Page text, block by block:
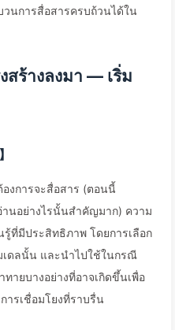
นการสื่อสารครบถ้วนได้ใน
สร้างลงมา — เริ่ม
งการจะสื่อสาร (ตอนนี้
นอย่างไรนั้นสำคัญมาก) ความ
รู้ที่มีประสิทธิภาพ โดยการเลือก
เดลนั้น และนำไปใช้ในกรณี
ายบางอย่างที่อาจเกิดขึ้นเพื่อ
ารเชื่อมโยงที่ราบรื่น